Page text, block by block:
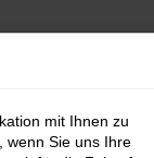
mit Ihnen zu
wenn Sie uns Ihre